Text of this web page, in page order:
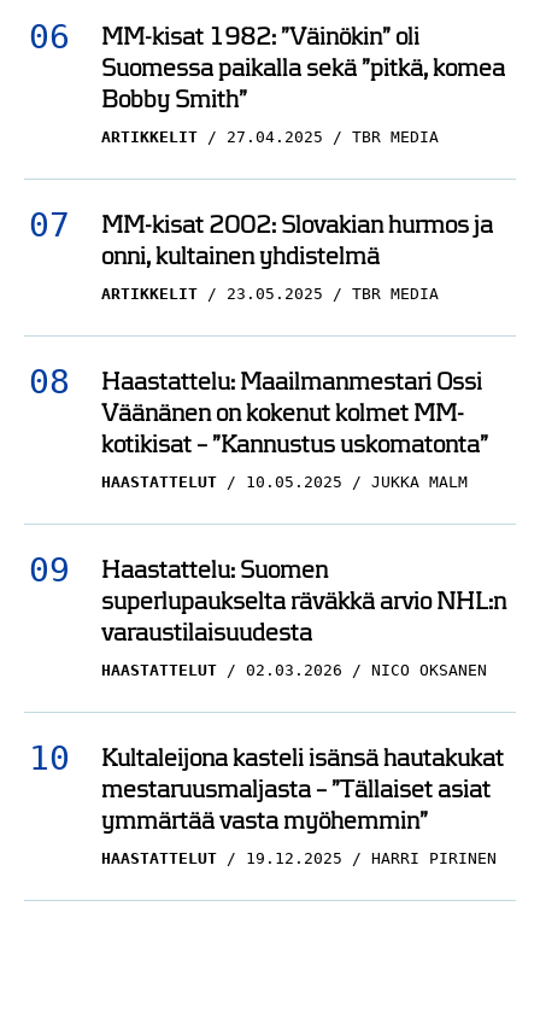
MM-kisat 1982: ”Väinökin” oli
Suomessa paikalla sekä ”pitkä, komea
Bobby Smith”
ARTIKKELIT 27.04.2025 TBR MEDIA
MM-kisat 2002: Slovakian hurmos ja
onni, kultainen yhdistelmä
ARTIKKELIT 23.05.2025 TBR MEDIA
Haastattelu: Maailmanmestari Ossi
Väänänen on kokenut kolmet MM-
kotikisat – ”Kannustus uskomatonta”
HAASTATTELUT 10.05.2025 JUKKA MALM
Haastattelu: Suomen
superlupaukselta räväkkä arvio NHL:n
varaustilaisuudesta
HAASTATTELUT 02.03.2026 NICO OKSANEN
Kultaleijona kasteli isänsä hautakukat
mestaruusmaljasta – ”Tällaiset asiat
ymmärtää vasta myöhemmin”
HAASTATTELUT 19.12.2025 HARRI PIRINEN